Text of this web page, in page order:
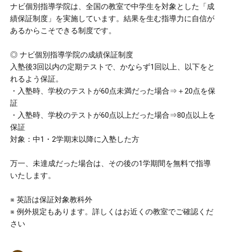
ナビ個別指導学院は、全国の教室で中学生を対象とした「成
績保証制度」を実施しています。結果を生む指導力に自信が
あるからこそできる制度です。
◎ ナビ個別指導学院の成績保証制度
入塾後3回以内の定期テストで、かならず1回以上、以下をと
れるよう保証。
・入塾時、学校のテストが60点未満だった場合⇒＋20点を保
証
・入塾時、学校のテストが60点以上だった場合⇒80点以上を
保証
対象：中1・2学期末以降に入塾した方
万一、未達成だった場合は、その後の1学期間を無料で指導
いたします。
※ 英語は保証対象教科外
※ 例外規定もあります。詳しくはお近くの教室でご確認くだ
さい